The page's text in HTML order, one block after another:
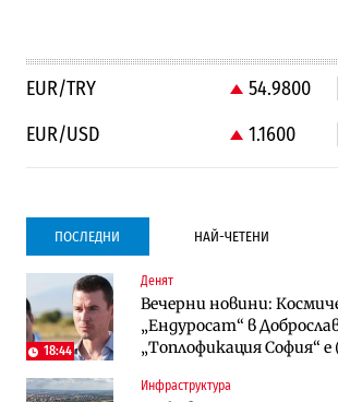
EUR/TRY 54.9800
EUR/USD
1.1600
ПОСЛЕДНИ НАЙ-ЧЕТЕНИ
18:44
Денят
Вечерни новини:
„Ендуросат“ в
„Топлофикация София“
Инфраструктура
Градоустройство
Столична община
преместването на
трасе по бул. „Скобелев“
Компании
Компании
Vivacom предлага над
90% отстъпка през
To:know